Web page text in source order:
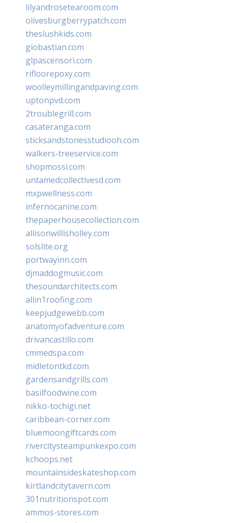
lilyandrosetearoom.com
olivesburgberrypatch.com
theslushkids.com
giobastian.com
glpascensori.com
rifloorepoxy.com
woolleymillingandpaving.com
uptonpvd.com
2troublegrill.com
casateranga.com
sticksandstonesstudiooh.com
walkers-treeservice.com
shopmossi.com
untamedcollectivesd.com
mxpwellness.com
infernocanine.com
thepaperhousecollection.com
allisonwillisholley.com
solslite.org
portwayinn.com
djmaddogmusic.com
thesoundarchitects.com
allin1roofing.com
keepjudgewebb.com
anatomyofadventure.com
drivancastillo.com
cmmedspa.com
midletontkd.com
gardensandgrills.com
basilfoodwine.com
nikko-tochigi.net
caribbean-corner.com
bluemoongiftcards.com
rivercitysteampunkexpo.com
kchoops.net
mountainsideskateshop.com
kirtlandcitytavern.com
301nutritionspot.com
ammos-stores.com